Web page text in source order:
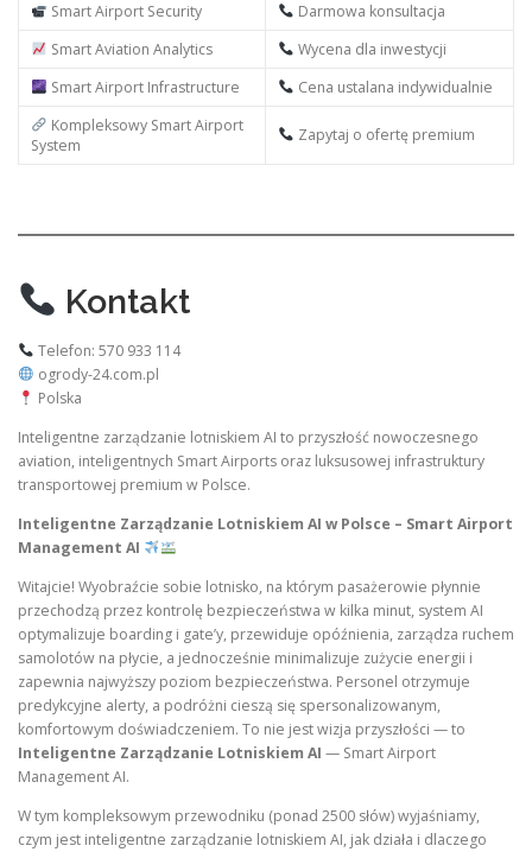
Smart Airport Security
Darmowa konsultacja
Smart Aviation Analytics
Wycena dla inwestycji
Smart Airport Infrastructure
Cena ustalana indywidualnie
Kompleksowy Smart Airport
System
Zapytaj o ofertę premium
Kontakt
Telefon: 570 933 114
ogrody-24.com.pl
Polska
Inteligentne zarządzanie lotniskiem AI to przyszłość nowoczesnego
aviation, inteligentnych Smart Airports oraz luksusowej infrastruktury
transportowej premium w Polsce.
Inteligentne Zarządzanie Lotniskiem AI w Polsce – Smart Airport
Management AI
Witajcie! Wyobraźcie sobie lotnisko, na którym pasażerowie płynnie
przechodzą przez kontrolę bezpieczeństwa w kilka minut, system AI
optymalizuje boarding i gate’y, przewiduje opóźnienia, zarządza ruchem
samolotów na płycie, a jednocześnie minimalizuje zużycie energii i
zapewnia najwyższy poziom bezpieczeństwa. Personel otrzymuje
predykcyjne alerty, a podróżni cieszą się spersonalizowanym,
komfortowym doświadczeniem. To nie jest wizja przyszłości — to
Inteligentne Zarządzanie Lotniskiem AI — Smart Airport
Management AI.
W tym kompleksowym przewodniku (ponad 2500 słów) wyjaśniamy,
czym jest inteligentne zarządzanie lotniskiem AI, jak działa i dlaczego